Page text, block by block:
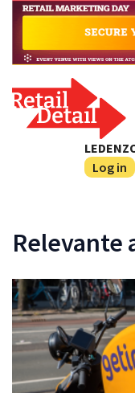
Log in
Relevante